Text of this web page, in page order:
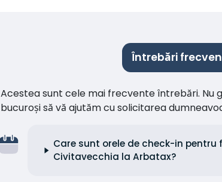
Întrebări
Acestea sunt cele mai frecvente întrebări. Nu
bucuroși să vă ajutăm cu solicitarea
Care sunt orele de check-in
Civitavecchia la Arbatax?